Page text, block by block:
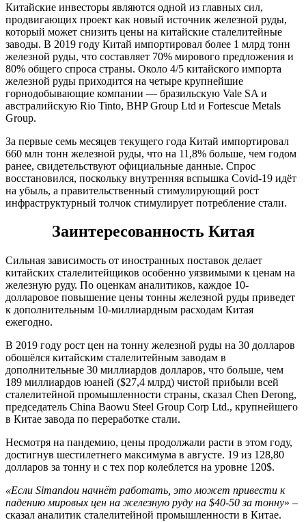
Китайские инвесторы являются одной из главных сил,
продвигающих проект как новый источник железной руды,
который может снизить цены на китайские сталелитейные
заводы. В 2019 году Китай импортировал более 1 млрд тонн
железной руды, что составляет 70% мирового предложения и
80% общего спроса страны. Около 4/5 китайского импорта
железной руды приходится на четыре крупнейшие
горнодобывающие компании — бразильскую Vale SA и
австралийскую Rio Tinto, BHP Group Ltd и Fortescue Metals
Group.
За первые семь месяцев текущего года Китай импортировал
660 млн тонн железной руды, что на 11,8% больше, чем годом
ранее, свидетельствуют официальные данные. Спрос
восстановился, поскольку внутренняя вспышка Covid-19 идёт
на убыль, а правительственный стимулирующий рост
инфраструктурный толчок стимулирует потребление стали.
Заинтересованность Китая
Сильная зависимость от иностранных поставок делает
китайских сталелитейщиков особенно уязвимыми к ценам на
железную руду. По оценкам аналитиков, каждое 10-
долларовое повышение цены тонны железной руды приведет
к дополнительным 10-миллиардным расходам Китая
ежегодно.
В 2019 году рост цен на тонну железной руды на 30 долларов
обошёлся китайским сталелитейным заводам в
дополнительные 30 миллиардов долларов, что больше, чем
189 миллиардов юаней ($27,4 млрд) чистой прибыли всей
сталелитейной промышленности страны, сказал Chen Derong,
председатель China Baowu Steel Group Corp Ltd., крупнейшего
в Китае завода по переработке стали.
Несмотря на пандемию, цены продолжали расти в этом году,
достигнув шестилетнего максимума в августе. 19 из 128,80
долларов за тонну и с тех пор колеблется на уровне 120$.
«Если Simandou начнёт работать, это может привести к
падению мировых цен на железную руду на $40-50 за тонну» –
сказал аналитик сталелитейной промышленности в Китае.